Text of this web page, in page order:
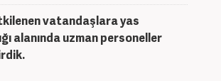
vatandaşlara yas
alanında uzman personeller